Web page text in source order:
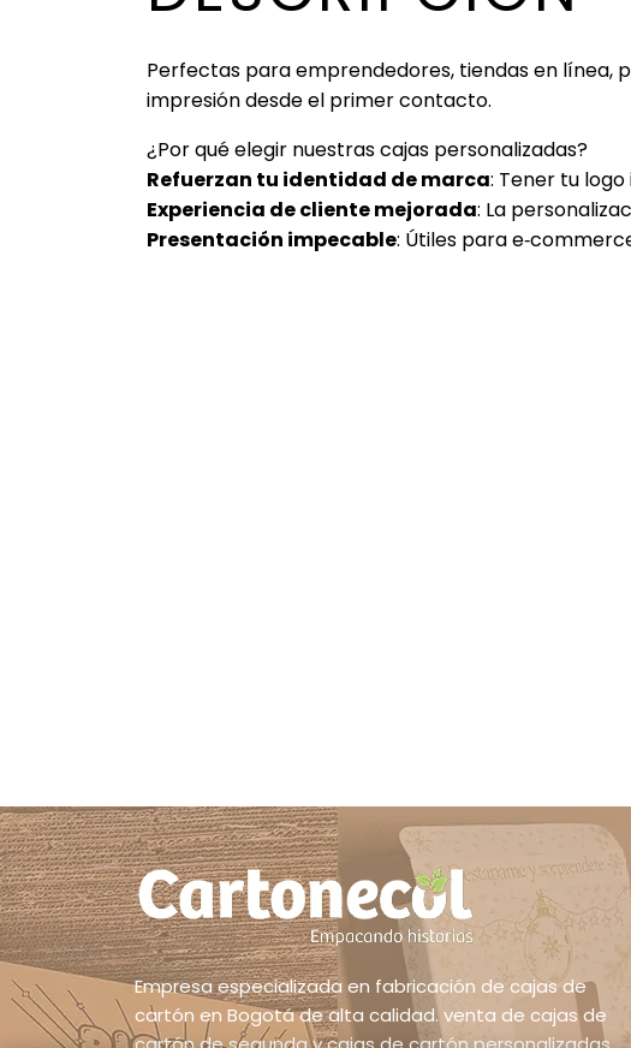
Perfectas para emprendedores, tiendas en línea,
impresión desde el primer contacto.
¿Por qué elegir nuestras cajas personalizadas?
Refuerzan tu identidad de marca: Tener tu
Experiencia de cliente mejorada: La
Presentación impecable: Útiles para
Empresa especializada en fabricación de cajas de
cartón en Bogotá de alta calidad. venta de cajas de